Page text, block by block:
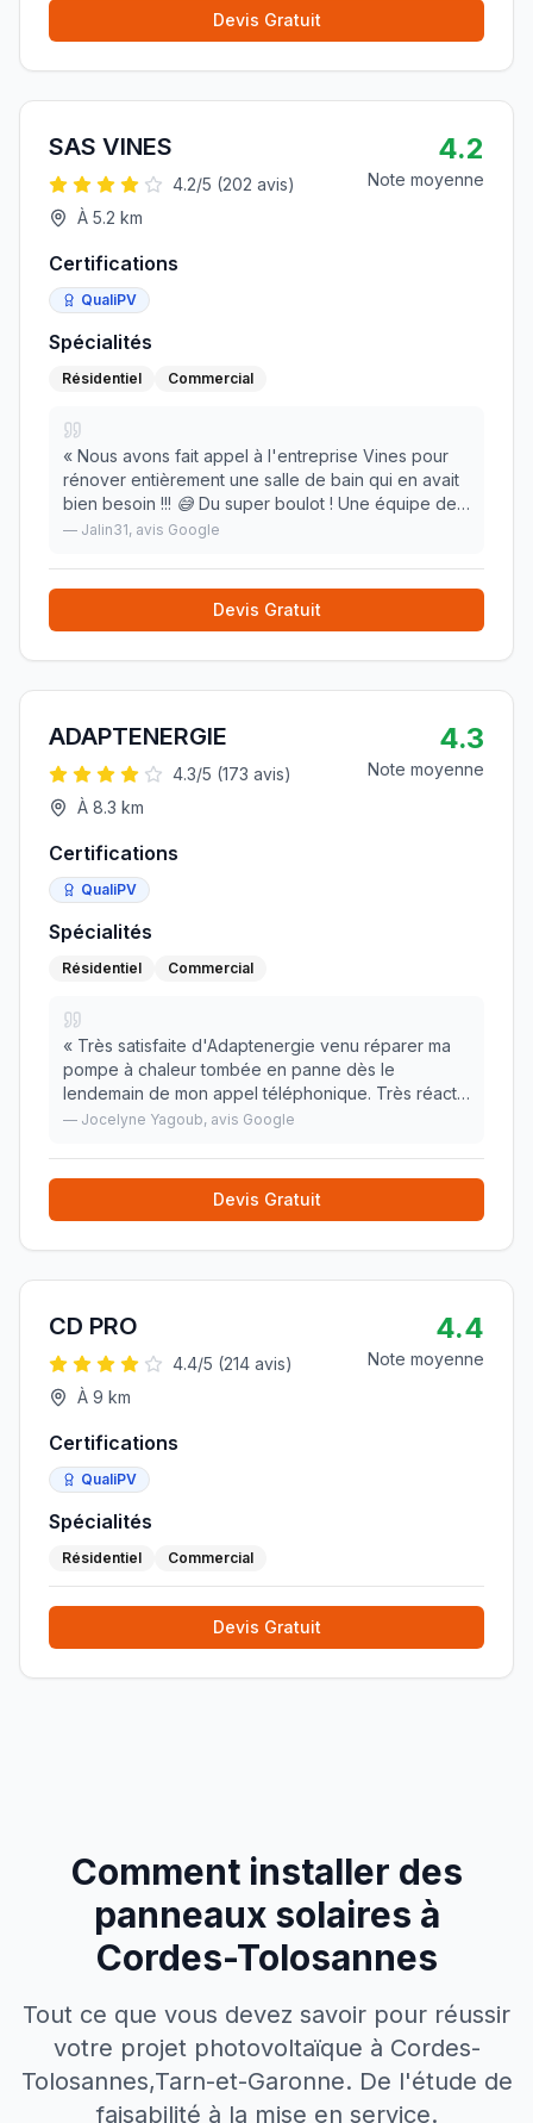
Devis Gratuit
SAS VINES
4.2/5 (202 avis)
À 5.2 km
4.2
Note moyenne
Certifications
QualiPV
Spécialités
Résidentiel Commercial
« Nous avons fait appel à l'entreprise Vines pour
rénover entièrement une salle de bain qui en avait
bien besoin !!! 😅 Du super boulot ! Une équipe de
professionnels ! Nous sommes ravis du résultat !
— Jalin31, avis Google
Devis Gratuit
ADAPTENERGIE
4.3/5 (173 avis)
À 8.3 km
4.3
Note moyenne
Certifications
QualiPV
Spécialités
Résidentiel Commercial
« Très satisfaite d'Adaptenergie venu réparer ma
pompe à chaleur tombée en panne dès le
lendemain de mon appel téléphonique. Très réactif
professionnel ponctuel efficace. Je recommande
— Jocelyne Yagoub, avis Google
Devis Gratuit
CD PRO
4.4/5 (214 avis)
À 9 km
4.4
Note moyenne
Certifications
QualiPV
Spécialités
Résidentiel Commercial
Devis Gratuit
Comment installer des
panneaux solaires à
Cordes-Tolosannes
Tout ce que vous devez savoir pour réussir
votre projet photovoltaïque à Cordes-
Tolosannes,Tarn-et-Garonne. De l'étude de
faisabilité à la mise en service.